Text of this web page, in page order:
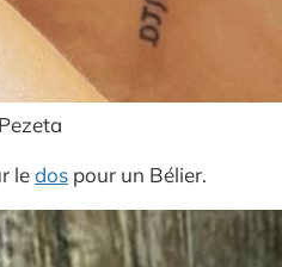
ledos pour un Bélier.